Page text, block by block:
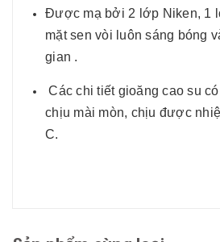
Được mạ bởi 2 lớp Niken, 1
mặt sen vòi luôn sáng bóng
gian .
Các chi tiết gioăng cao su
chịu mài mòn, chịu được
C.